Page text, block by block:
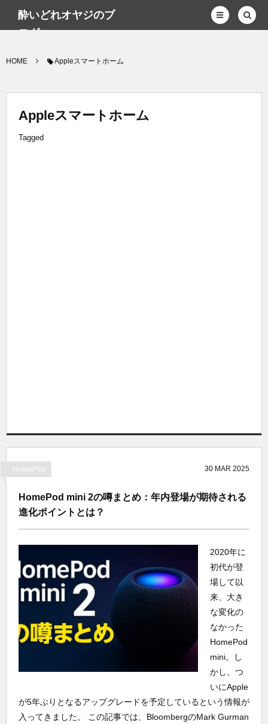
酔いどれオヤジのブ
ログwp
HOME Appleスマートホーム
Appleスマートホーム
Tagged
HomePod 30 MAR 2025
HomePod mini 2の噂まとめ：年内登場が期待される
進化ポイントとは？
2020年に
初代が登
場して以
来、大き
な変化の
なかった
HomePod
mini。し
かし、つ
いにApple
が5年ぶりとなるアップグレードを予定しているという情報が
入ってきました。 この記事では、BloombergのMark Gurman